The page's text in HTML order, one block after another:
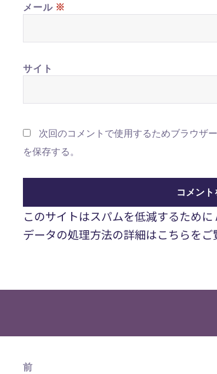
メール ※
サイト
次回のコメントで使用するためブラウザ
を保存する。
このサイトはスパムを低減するために
データの処理方法の詳細はこちらをご
前